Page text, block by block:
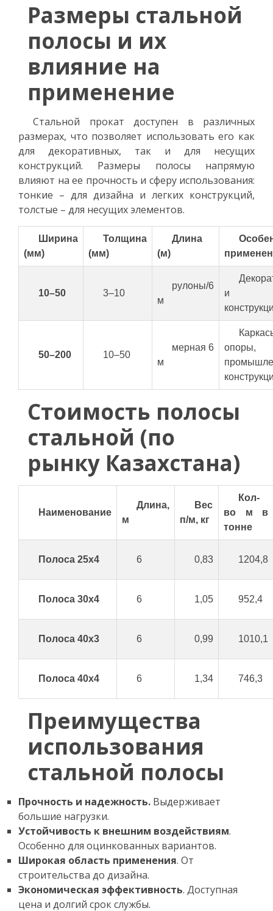
Размеры стальной
полосы и их
влияние на
применение
Стальной прокат доступен в различных
размерах, что позволяет использовать его как
для декоративных, так и для несущих
конструкций. Размеры полосы напрямую
влияют на ее прочность и сферу использования:
тонкие – для дизайна и легких конструкций,
толстые – для несущих элементов.
Ширина
(мм)
Толщина
(мм)
Длина
(м)
10–50 3–10
рулоны/6
м
и
50–200 10–50
мерная 6
м
опоры,
Стоимость полосы
стальной (по
рынку Казахстана)
Наименование
Длина,
м
Вес
п/м, кг
Кол-
во м в
тонне
Полоса 25x4 6 0,83 1204,8
Полоса 30x4 6 1,05 952,4
Полоса 40x3 6 0,99 1010,1
Полоса 40x4 6 1,34 746,3
Преимущества
использования
стальной полосы
Прочность и надежность. Выдерживает
большие нагрузки.
Устойчивость к внешним воздействиям.
Особенно для оцинкованных вариантов.
Широкая область применения. От
строительства до дизайна.
Экономическая эффективность. Доступная
цена и долгий срок службы.